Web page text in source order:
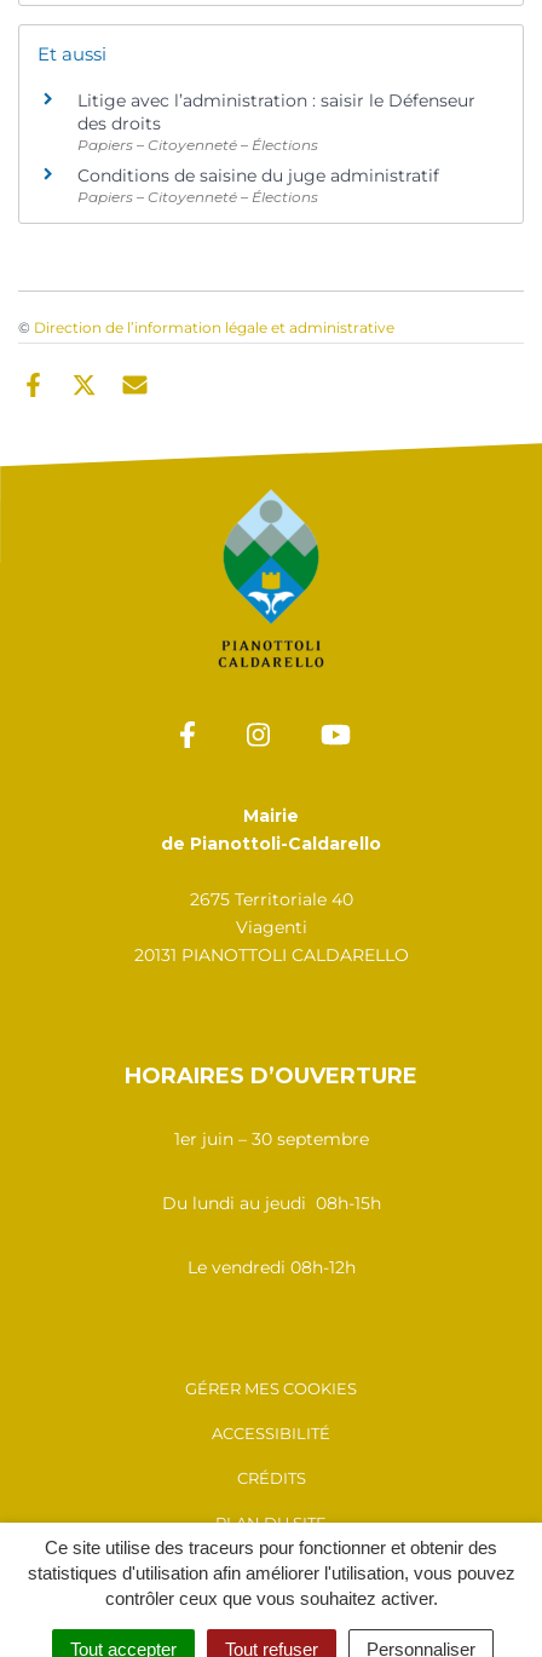
Ce site utilise des traceurs pour fonctionner et obtenir des
statistiques d'utilisation afin améliorer l'utilisation, vous pouvez
contrôler ceux que vous souhaitez activer.
Tout accepter Tout refuser Personnaliser
Et aussi
Litige avec l’administration : saisir le Défenseur
des droits
Papiers – Citoyenneté – Élections
Conditions de saisine du juge administratif
Papiers – Citoyenneté – Élections
© Direction de l’information légale et administrative
Mairie
de Pianottoli-Caldarello
2675 Territoriale 40
Viagenti
20131 PIANOTTOLI CALDARELLO
HORAIRES D’OUVERTURE
1er juin – 30 septembre
Du lundi au jeudi 08h-15h
Le vendredi 08h-12h
GÉRER MES COOKIES
ACCESSIBILITÉ
CRÉDITS
PLAN DU SITE
MENTIONS LÉGALES
POLITIQUE DE CONFIDENTIALITÉ